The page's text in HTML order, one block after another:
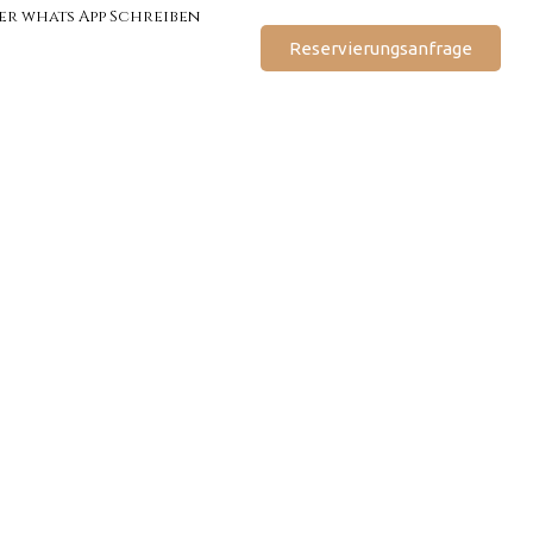
whats App Schreiben
Reservierungsanfrage